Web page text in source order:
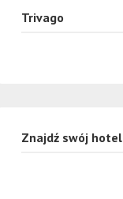
Trivago
Znajdź swój hotel